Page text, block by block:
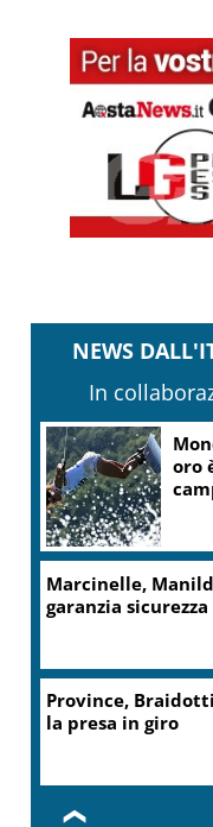
NEWS
In
R.Fvg, Lenarduzzi
contro declino
Acciaierie
di equilibrio
❮